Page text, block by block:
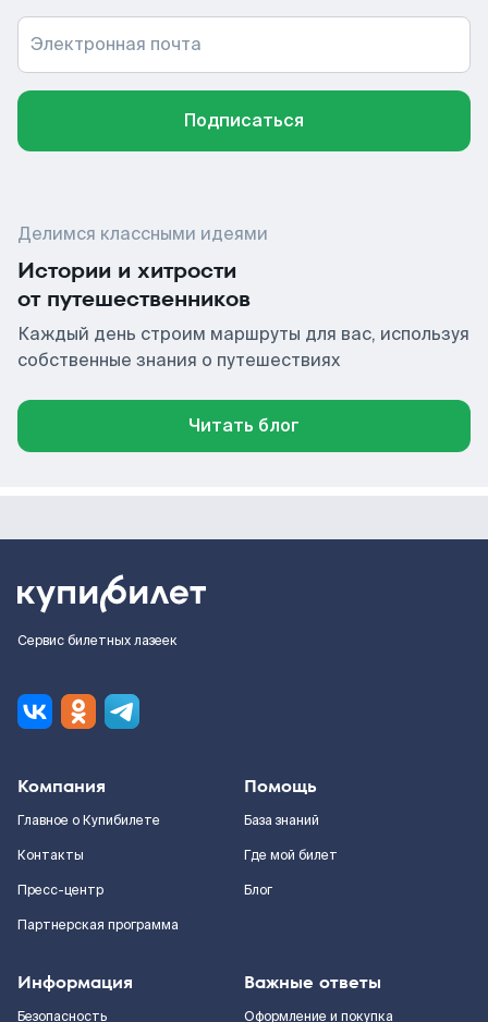
Электронная почта
Подписаться
Делимся классными идеями
Истории и хитрости
от путешественников
Каждый день строим маршруты для вас, используя
собственные знания о путешествиях
Читать блог
Сервис билетных лазеек
Компания
Главное о Купибилете
Контакты
Пресс-центр
Партнерская программа
Помощь
База знаний
Где мой билет
Блог
Информация
Безопасность
Важные ответы
Оформление и покупка